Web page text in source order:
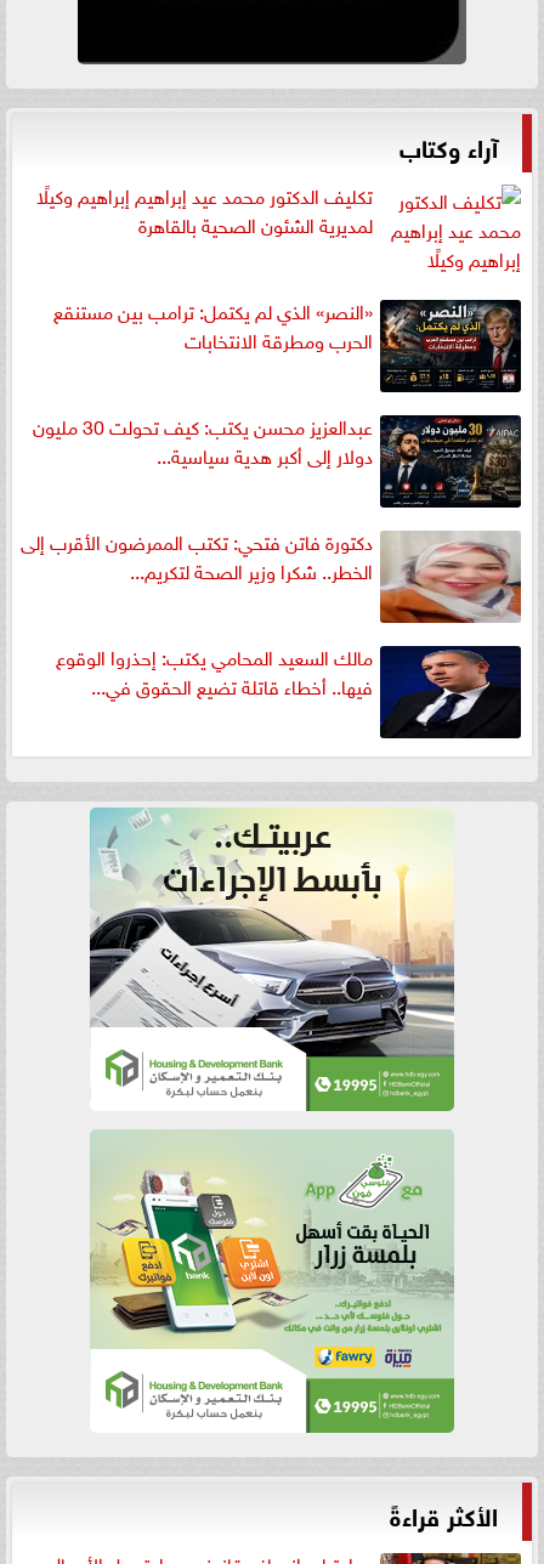
آراء وكتاب
تكليف الدكتور محمد عيد إبراهيم إبراهيم وكيلًا
لمديرية الشئون الصحية بالقاهرة
«النصر» الذي لم يكتمل: ترامب بين مستنقع
الحرب ومطرقة الانتخابات
عبدالعزيز محسن يكتب: كيف تحولت 30 مليون
دولار إلى أكبر هدية سياسية...
دكتورة فاتن فتحي: تكتب الممرضون الأقرب إلى
الخطر.. شكرا وزير الصحة لتكريم...
مالك السعيد المحامي يكتب: إحذروا الوقوع
فيها.. أخطاء قاتلة تضيع الحقوق في...
الأكثر قراءةً